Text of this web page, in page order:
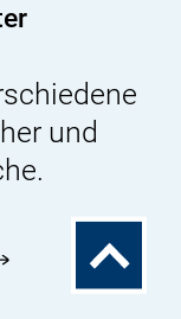
und
Zum